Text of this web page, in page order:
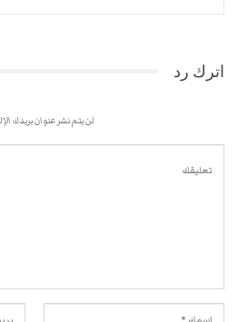
اترك رد
لن يتم نشر عنوان بريدك